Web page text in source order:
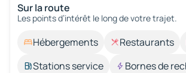
Sur la route
Les points d’intérêt le long de votre trajet.
Hébergements Restaurants
Stations service
Bornes de